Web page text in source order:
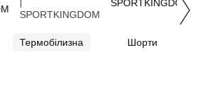
Термобілизна Шорти